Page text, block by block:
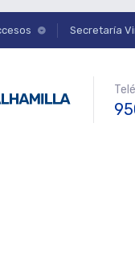
Secretaría